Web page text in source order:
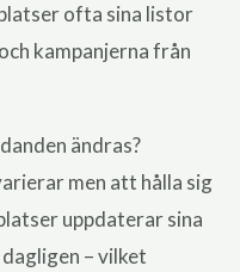
ofta sina listor
kampanjerna från
ändras?
men att hålla sig
uppdaterar sina
– vilket